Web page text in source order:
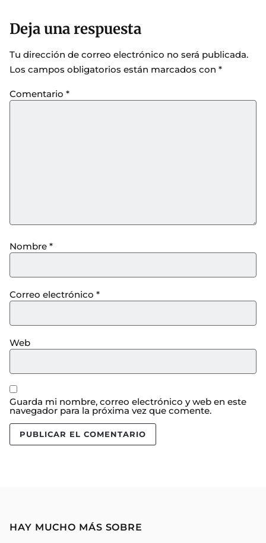
Deja una respuesta
Tu dirección de correo electrónico no será publicada.
Los campos obligatorios están marcados con *
Comentario *
Nombre *
Correo electrónico *
Web
Guarda mi nombre, correo electrónico y web en este
navegador para la próxima vez que comente.
HAY MUCHO MÁS SOBRE